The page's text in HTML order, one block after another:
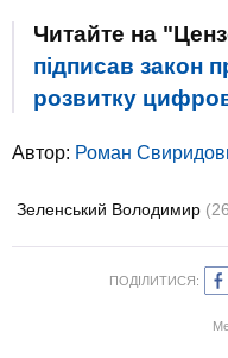
Читайте на
підписав закон
розвитку
Автор: Роман
Зеленський Володимир
ПОДІЛИТИСЯ: